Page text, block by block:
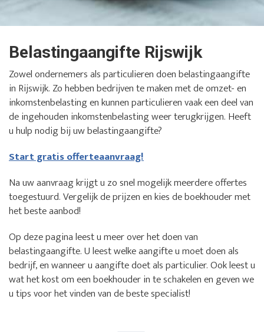
Belastingaangifte Rijswijk
Zowel ondernemers als particulieren doen belastingaangifte
in Rijswijk. Zo hebben bedrijven te maken met de omzet- en
inkomstenbelasting en kunnen particulieren vaak een deel van
de ingehouden inkomstenbelasting weer terugkrijgen. Heeft
u hulp nodig bij uw belastingaangifte?
Start gratis offerteaanvraag!
Na uw aanvraag krijgt u zo snel mogelijk meerdere offertes
toegestuurd. Vergelijk de prijzen en kies de boekhouder met
het beste aanbod!
Op deze pagina leest u meer over het doen van
belastingaangifte. U leest welke aangifte u moet doen als
bedrijf, en wanneer u aangifte doet als particulier. Ook leest u
wat het kost om een boekhouder in te schakelen en geven we
u tips voor het vinden van de beste specialist!